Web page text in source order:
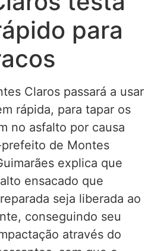
para
Claros passará a usar
rápida, para tapar os
no asfalto por causa
de Montes
explica que
ensacado que
seja liberada ao
conseguindo seu
através do